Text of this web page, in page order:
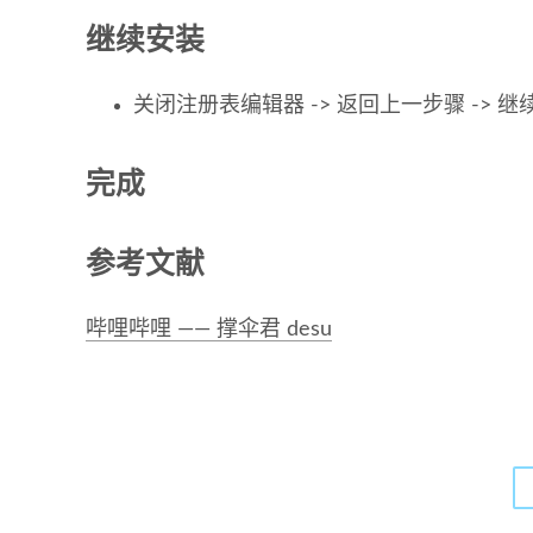
继续安装
关闭注册表编辑器 -> 返回上一步骤 -> 继
完成
参考文献
哔哩哔哩 —— 撑伞君 desu